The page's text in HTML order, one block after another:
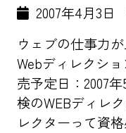
2007年4月3日
ウェブの仕事力
Webディレクシ
売予定日：2007
検のWEBディレ
レクターって資